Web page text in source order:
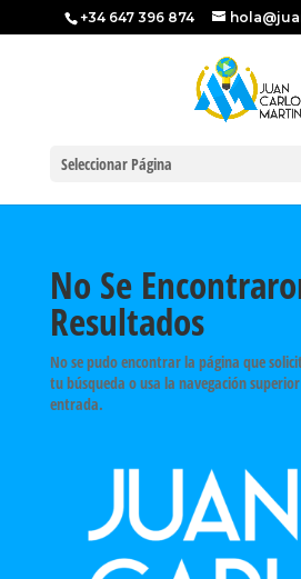
+34 647 396 874
Seleccionar Página
No Se
Resultados
No se pudo encontrar la página que
tu búsqueda o usa la navegación
entrada.